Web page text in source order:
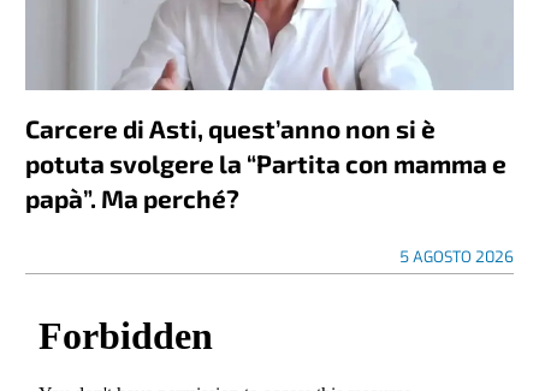
Carcere di Asti, quest’anno non si è
potuta svolgere la “Partita con mamma e
papà”. Ma perché?
5 AGOSTO 2026